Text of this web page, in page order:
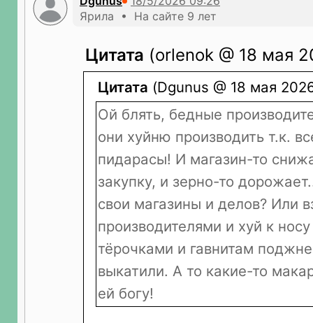
Ярила • На сайте 9 лет
Цитата (orlenok @ 18 мая
Цитата (Dgunus @ 18 мая
Ой блять, бедные
они хуйню производить т.к.
пидарасы! И магазин-то
закупку, и зерно-то
свои магазины и делов? Или
производителями и хуй к
тёрочками и гавнитам
выкатили. А то какие-то
ей богу!